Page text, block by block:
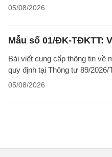
05/08/2026
Mẫu số 01/ĐK-TĐKTT:
Bài viết cung cấp thông tin về
quy định tại Thông tư 89/2026/
05/08/2026